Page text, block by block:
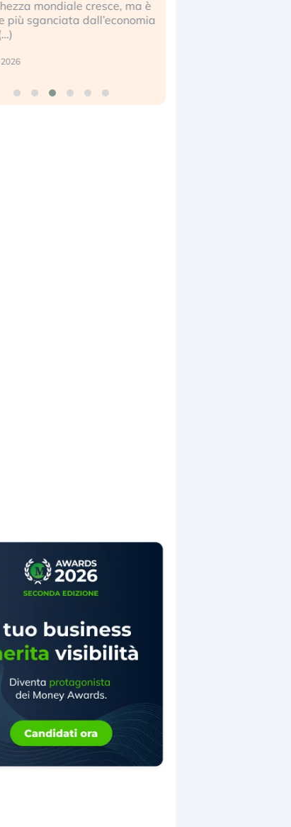
mondiale cresce, ma è
più sganciata dall’economia